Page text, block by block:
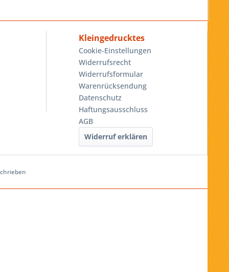
Kleingedrucktes
Cookie-Einstellungen
Widerrufsrecht
Widerrufsformular
Warenrücksendung
Datenschutz
Haftungsausschluss
AGB
Widerruf erklären